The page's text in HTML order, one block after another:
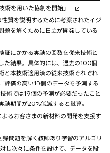
術を用いた協創を開始」
新
し
い
ブ
で
開
く
性質を説明するために考案されたイジ
題を解くために日立が開発している
証にかかる実験の回数を従来技術と
た結果。具体的には、過去の100個
と本技術適用済の従来技術それぞれ
評価の高い10個のデータを予測する
術では19個の予測が必要だったこと
験期間が20%低減すると試算。
よるお客さまの新材料の開発を支援す
問題を解く教師あり学習のアルゴリ
し次々に条件を設けて、データを段